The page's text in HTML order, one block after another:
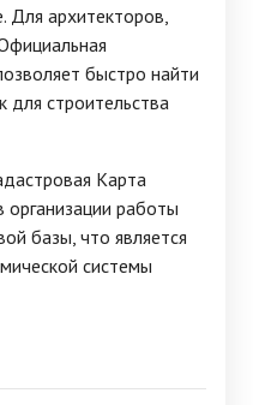
Для архитекторов,
быстро найти
для строительства
Карта
организации работы
базы, что является
системы